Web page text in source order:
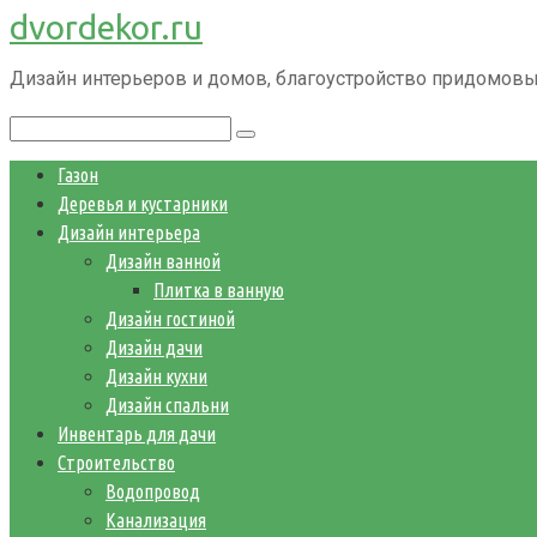
Перейти
к
контенту
dvordekor.ru
Дизайн интерьеров и домов, благоустройство
Газон
Деревья и кустарники
Дизайн интерьера
Дизайн ванной
Плитка в ванную
Дизайн гостиной
Дизайн дачи
Дизайн кухни
Дизайн спальни
Инвентарь для дачи
Строительство
Водопровод
Канализация